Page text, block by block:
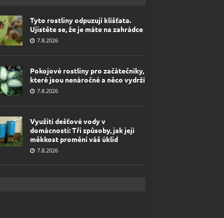
Tyto rostliny odpuzují klíšťata.
Ujistěte se, že je máte na zahrádce
7.8.2026
Pokojové rostliny pro začátečníky,
které jsou nenáročné a něco vydrží
7.8.2026
Využití dešťové vody v
domácnosti: Tři způsoby, jak její
měkkost promění váš úklid
7.8.2026